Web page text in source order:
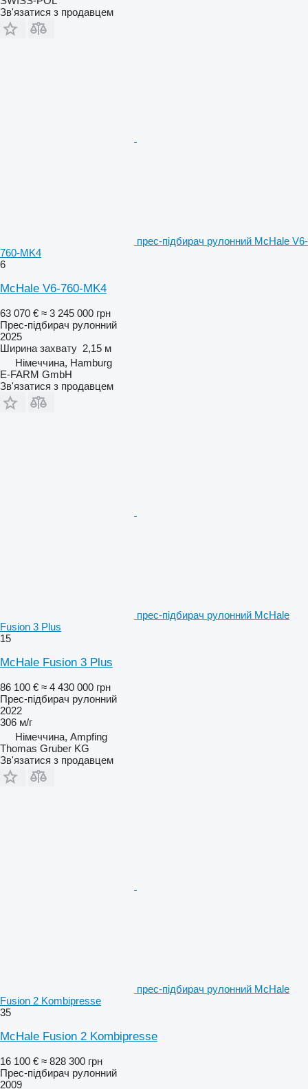
Зв'язатися з продавцем
прес-підбирач рулонний McHale V6-
760-MK4
6
McHale V6-760-MK4
63 070 € ≈ 3 245 000 грн
Прес-підбирач рулонний
2025
Ширина захвату 2,15 м
Німеччина, Hamburg
E-FARM GmbH
Зв'язатися з продавцем
прес-підбирач рулонний McHale
Fusion 3 Plus
15
McHale Fusion 3 Plus
86 100 € ≈ 4 430 000 грн
Прес-підбирач рулонний
2022
306 м/г
Німеччина, Ampfing
Thomas Gruber KG
Зв'язатися з продавцем
прес-підбирач рулонний McHale
Fusion 2 Kombipresse
35
McHale Fusion 2 Kombipresse
16 100 € ≈ 828 300 грн
Прес-підбирач рулонний
2009